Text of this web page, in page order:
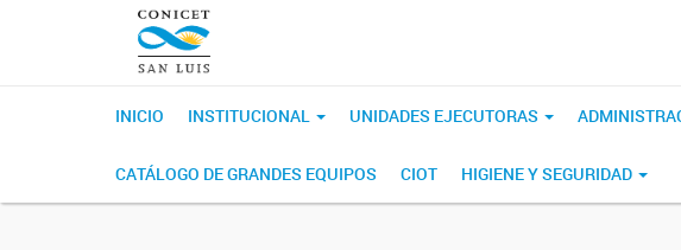
INICIO INSTITUCIONAL UNIDADES EJECUTORAS
CATÁLOGO DE GRANDES EQUIPOS CIOT HIGIENE Y SEGURIDAD